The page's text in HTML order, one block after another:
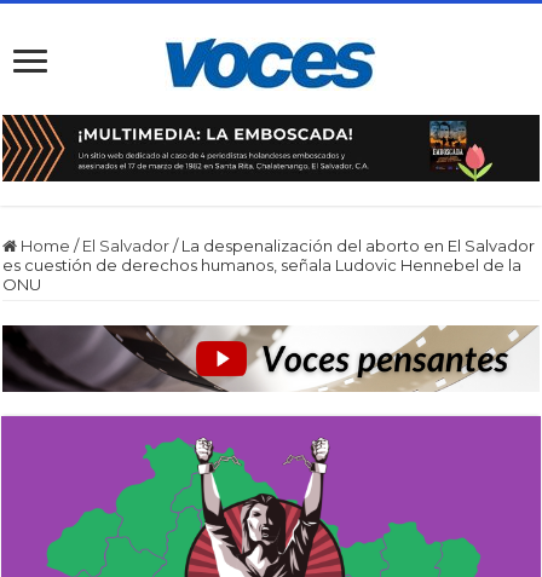
Home / El Salvador / La despenalización del aborto en El Salvador
es cuestión de derechos humanos, señala Ludovic Hennebel de la
ONU